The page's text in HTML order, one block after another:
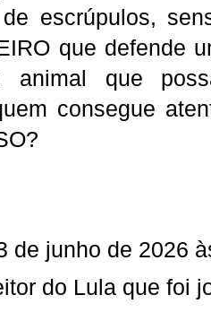
escrúpulos,
que defende
que
consegue
de junho de 2026
do Lula que foi